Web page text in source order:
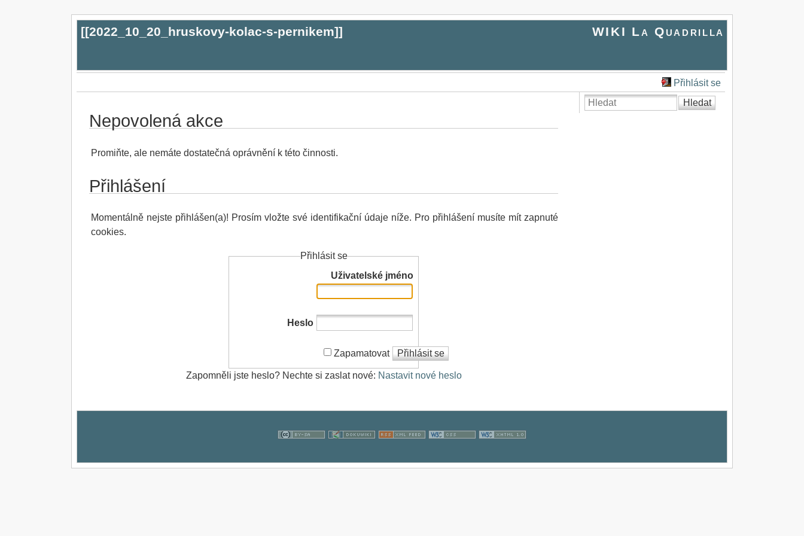
[[2022_10_20_hruskovy-kolac-s-pernikem]] WIKI La Quadrilla
Přihlásit se
Nepovolená akce
Promiňte, ale nemáte dostatečná oprávnění k této činnosti.
Přihlášení
Momentálně nejste přihlášen(a)! Prosím vložte své identifikační údaje níže. Pro přihlášení musíte mít zapnuté
cookies.
Přihlásit se
Uživatelské jméno
Heslo
Zapamatovat Přihlásit se
Zapomněli jste heslo? Nechte si zaslat nové: Nastavit nové heslo
Hledat